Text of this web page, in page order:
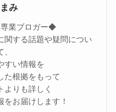
み
業ブロガー◆
関する話題や疑問につい
、
すい情報を
た根拠をもって
よりも詳しく
お届けします！